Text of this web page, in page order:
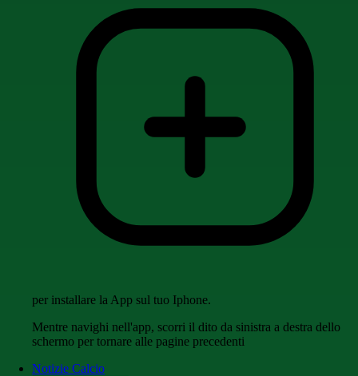
per installare la App sul tuo Iphone.
Mentre navighi nell'app, scorri il dito da sinistra a destra dello
schermo per tornare alle pagine precedenti
Notizie Calcio